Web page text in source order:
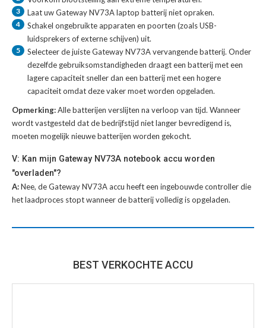
3 Laat uwGateway NV73A laptop batterijniet opraken.
4
Schakel ongebruikte apparaten en poorten (zoals USB-
luidsprekers of externe schijven) uit.
5 Selecteer de juisteGateway NV73A vervangende batterij. Onder
dezelfde gebruiksomstandigheden draagt een batterij met een
lagere capaciteit sneller dan een batterij met een hogere
capaciteit omdat deze vaker moet worden opgeladen.
Opmerking:Alle batterijen verslijten na verloop van tijd. Wanneer
wordt vastgesteld dat de bedrijfstijd niet langer bevredigend is,
moeten mogelijk nieuwe batterijen worden gekocht.
V: Kan mijn Gateway NV73A notebook accu worden
"overladen"?
A:Nee, de Gateway NV73A accu heeft een ingebouwde controller die
het laadproces stopt wanneer de batterij volledig is opgeladen.
BEST VERKOCHTE ACCU